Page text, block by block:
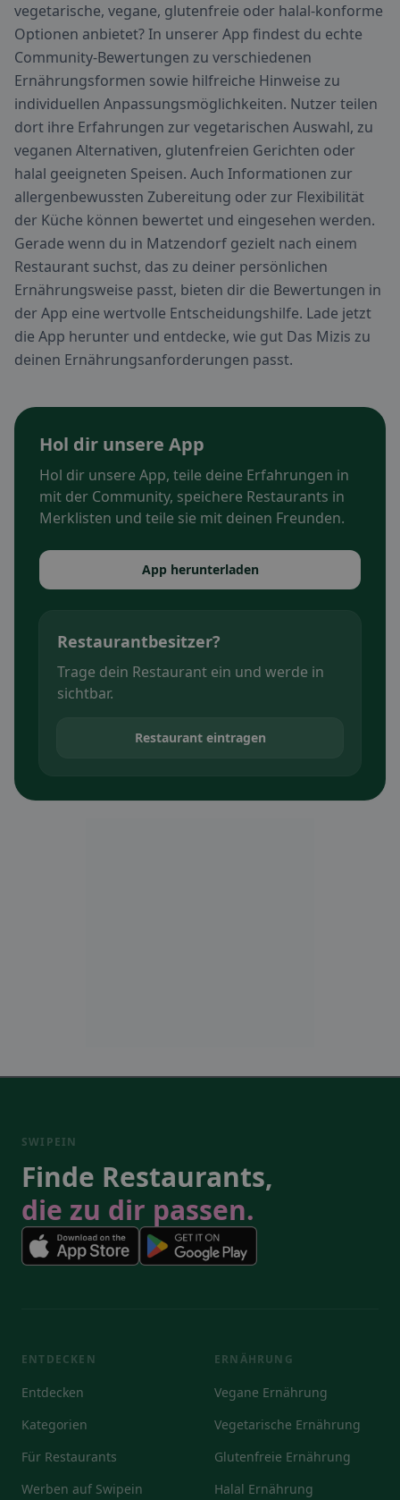
vegetarische, vegane, glutenfreie oder halal-konforme
Optionen anbietet? In unserer App findest du echte
Community-Bewertungen zu verschiedenen
Ernährungsformen sowie hilfreiche Hinweise zu
individuellen Anpassungsmöglichkeiten. Nutzer teilen
dort ihre Erfahrungen zur vegetarischen Auswahl, zu
veganen Alternativen, glutenfreien Gerichten oder
halal geeigneten Speisen. Auch Informationen zur
allergenbewussten Zubereitung oder zur Flexibilität
der Küche können bewertet und eingesehen werden.
Gerade wenn du in Matzendorf gezielt nach einem
Restaurant suchst, das zu deiner persönlichen
Ernährungsweise passt, bieten dir die Bewertungen in
der App eine wertvolle Entscheidungshilfe. Lade jetzt
die App herunter und entdecke, wie gut Das Mizis zu
deinen Ernährungsanforderungen passt.
Hol dir unsere App
Hol dir unsere App, teile deine Erfahrungen in
mit der Community, speichere Restaurants in
Merklisten und teile sie mit deinen Freunden.
App herunterladen
Restaurantbesitzer?
Trage dein Restaurant ein und werde in
sichtbar.
Restaurant eintragen
SWIPEIN
Finde Restaurants,
die zu dir passen.
ENTDECKEN
Entdecken
Kategorien
Für Restaurants
Werben auf Swipein
ERNÄHRUNG
Vegane Ernährung
Vegetarische Ernährung
Glutenfreie Ernährung
Halal Ernährung